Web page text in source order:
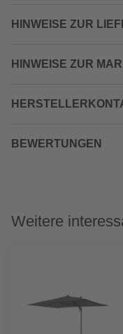
HINWEISE ZUR
HINWEISE ZUR
BEWERTUNGEN
Weitere